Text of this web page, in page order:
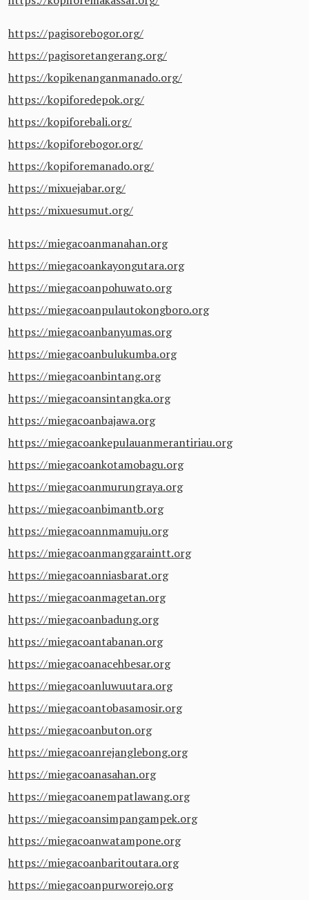
https://pagisorebogor.org/
https://pagisoretangerang.org/
https://kopikenanganmanado.org/
https://kopiforedepok.org/
https://kopiforebali.org/
https://kopiforebogor.org/
https://kopiforemanado.org/
https://mixuejabar.org/
https://mixuesumut.org/
https://miegacoanmanahan.org
https://miegacoankayongutara.org
https://miegacoanpohuwato.org
https://miegacoanpulautokongboro.org
https://miegacoanbanyumas.org
https://miegacoanbulukumba.org
https://miegacoanbintang.org
https://miegacoansintangka.org
https://miegacoanbajawa.org
https://miegacoankepulauanmerantiriau.org
https://miegacoankotamobagu.org
https://miegacoanmurungraya.org
https://miegacoanbimantb.org
https://miegacoannmamuju.org
https://miegacoanmanggaraintt.org
https://miegacoanniasbarat.org
https://miegacoanmagetan.org
https://miegacoanbadung.org
https://miegacoantabanan.org
https://miegacoanacehbesar.org
https://miegacoanluwuutara.org
https://miegacoantobasamosir.org
https://miegacoanbuton.org
https://miegacoanrejanglebong.org
https://miegacoanasahan.org
https://miegacoanempatlawang.org
https://miegacoansimpangampek.org
https://miegacoanwatampone.org
https://miegacoanbaritoutara.org
https://miegacoanpurworejo.org